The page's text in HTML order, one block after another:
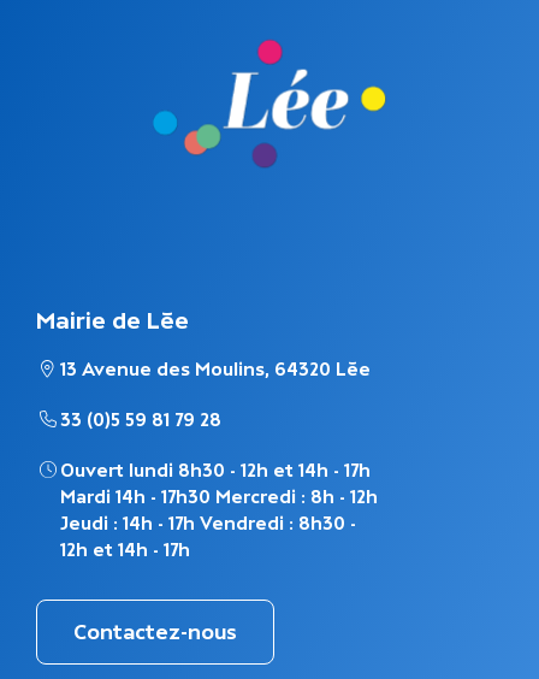
Mairie de Lée
13 Avenue des Moulins, 64320 Lée
33 (0)5 59 81 79 28
Ouvert lundi 8h30 - 12h et 14h - 17h
Mardi 14h - 17h30 Mercredi : 8h - 12h
Jeudi : 14h - 17h Vendredi : 8h30 -
12h et 14h - 17h
Contactez-nous